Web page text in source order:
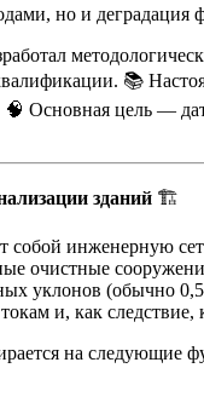
но и
📚
🧠 Основная цель —
зданий 🏗️
собой инженерную
очистные
уклонов (обычно
и, как следствие,
на следующие